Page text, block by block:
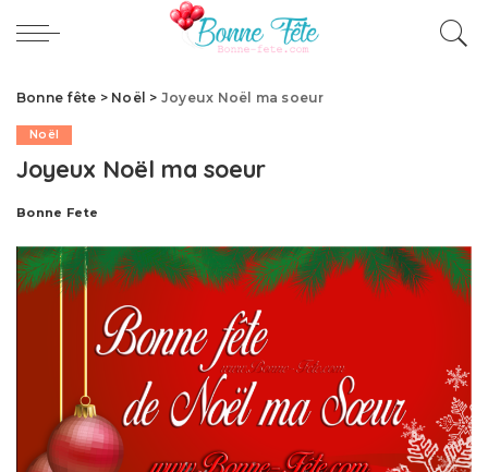
Bonne fête > Noël > Joyeux Noël ma soeur
Noël
Joyeux Noël ma soeur
Publié
Bonne Fete